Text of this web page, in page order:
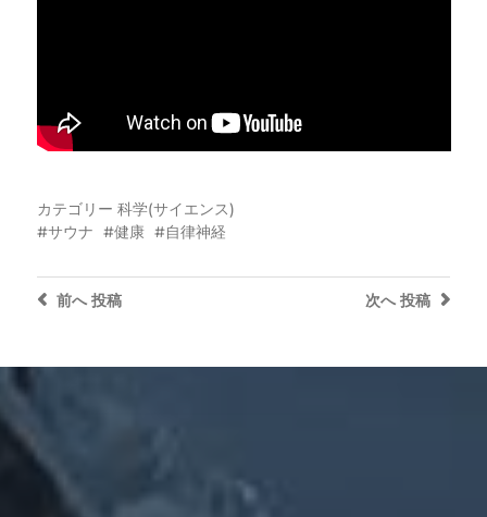
カテゴリー 科学(サイエンス)
サウナ
健康 自律神経
次へ 投稿
前へ投稿